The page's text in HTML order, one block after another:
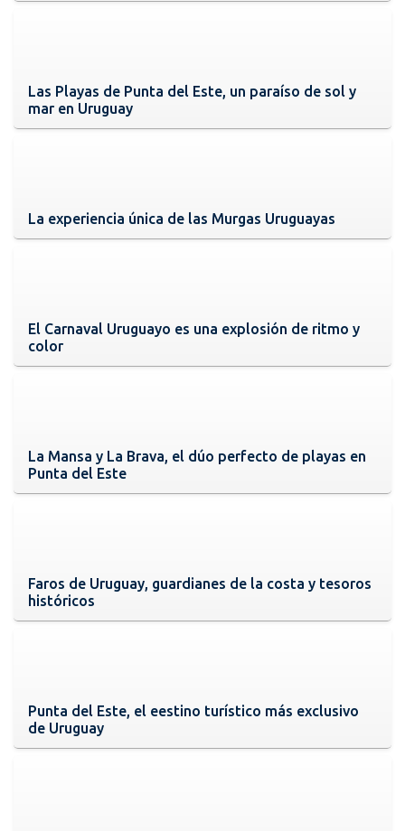
Las Playas de Punta del Este, un paraíso de sol y
mar en Uruguay
La experiencia única de las Murgas Uruguayas
El Carnaval Uruguayo es una explosión de ritmo y
color
La Mansa y La Brava, el dúo perfecto de playas en
Punta del Este
Faros de Uruguay, guardianes de la costa y tesoros
históricos
Punta del Este, el eestino turístico más exclusivo
de Uruguay